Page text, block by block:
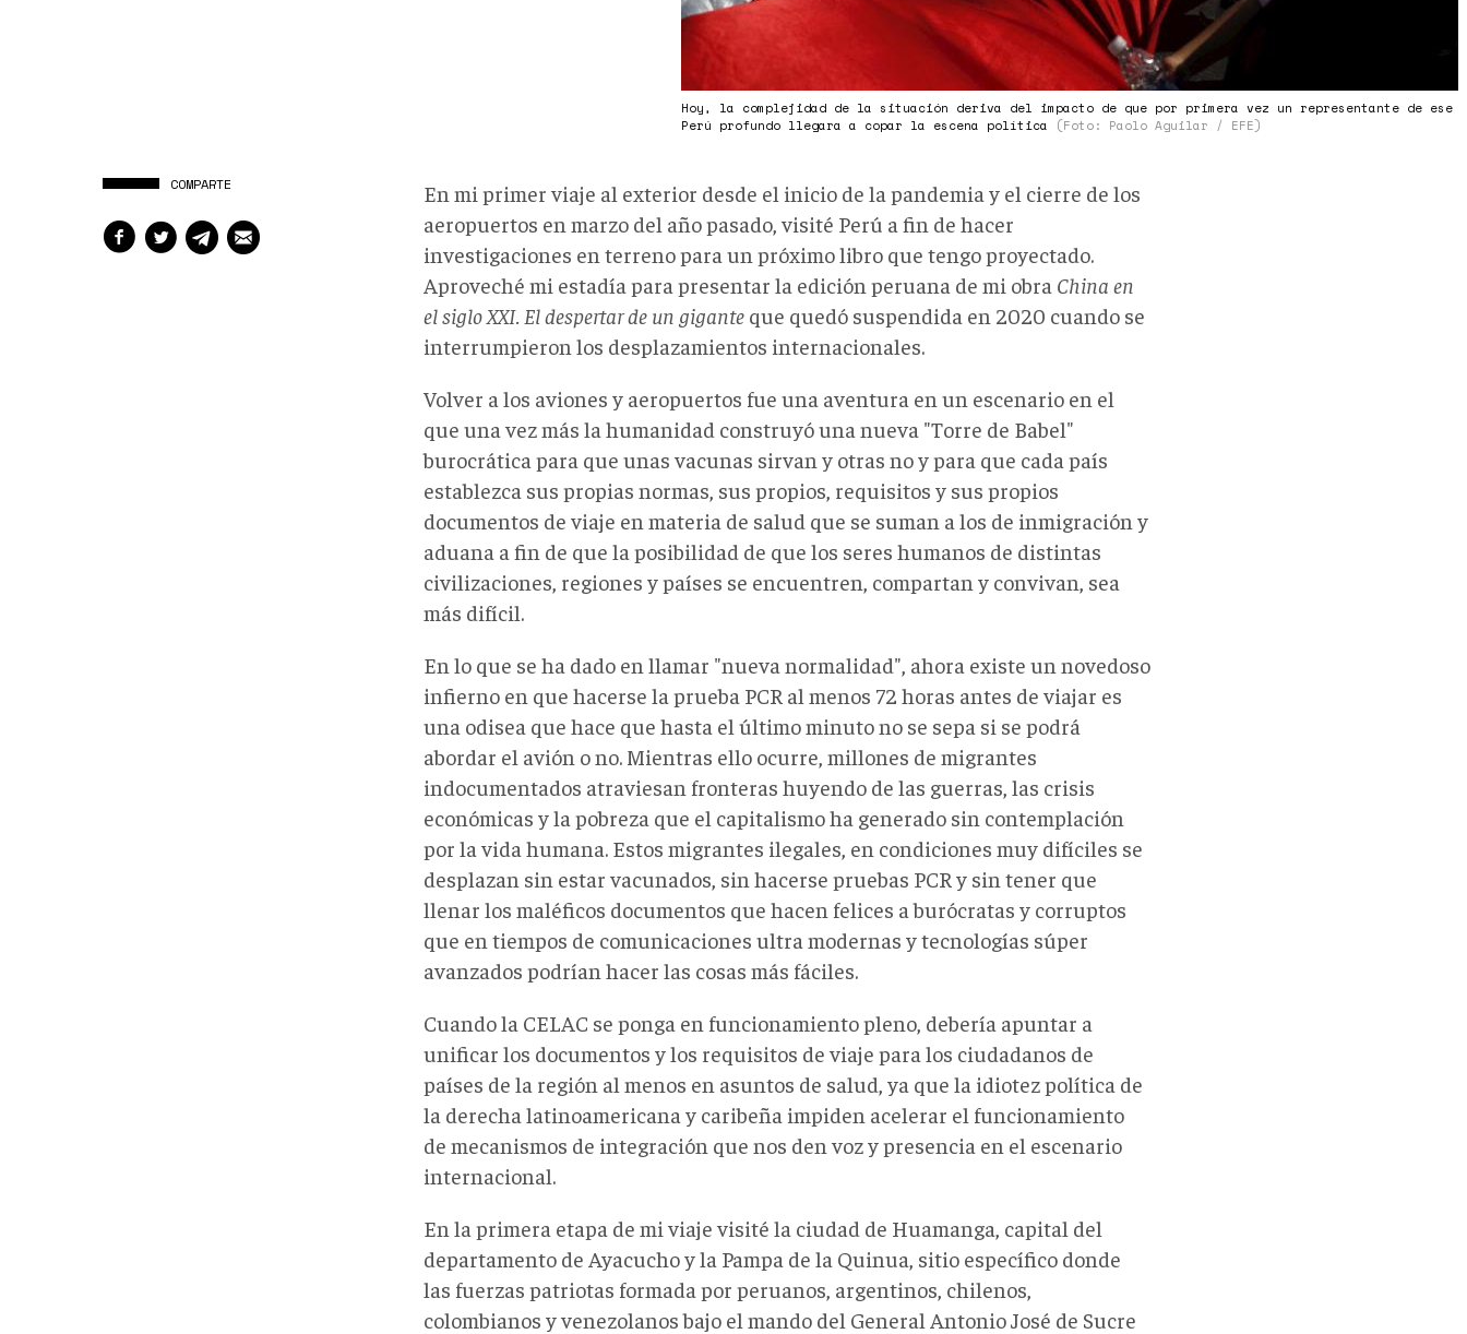
Hoy, la complejidad de la situación deriva del impacto de que por primera vez un representante de ese
Perú profundo llegara a copar la escena política
(Foto: Paolo Aguilar / EFE)
COMPARTE
En mi primer viaje al exterior desde el inicio de la pandemia y el cierre de los
aeropuertos en marzo del año pasado, visité Perú a fin de hacer
investigaciones en terreno para un próximo libro que tengo proyectado.
Aproveché mi estadía para presentar la edición peruana de mi obra China en
el siglo XXI. El despertar de un gigante que quedó suspendida en 2020 cuando se
interrumpieron los desplazamientos internacionales.
Volver a los aviones y aeropuertos fue una aventura en un escenario en el
que una vez más la humanidad construyó una nueva "Torre de Babel"
burocrática para que unas vacunas sirvan y otras no y para que cada país
establezca sus propias normas, sus propios, requisitos y sus propios
documentos de viaje en materia de salud que se suman a los de inmigración y
aduana a fin de que la posibilidad de que los seres humanos de distintas
civilizaciones, regiones y países se encuentren, compartan y convivan, sea
más difícil.
En lo que se ha dado en llamar "nueva normalidad", ahora existe un novedoso
infierno en que hacerse la prueba PCR al menos 72 horas antes de viajar es
una odisea que hace que hasta el último minuto no se sepa si se podrá
abordar el avión o no. Mientras ello ocurre, millones de migrantes
indocumentados atraviesan fronteras huyendo de las guerras, las crisis
económicas y la pobreza que el capitalismo ha generado sin contemplación
por la vida humana. Estos migrantes ilegales, en condiciones muy difíciles se
desplazan sin estar vacunados, sin hacerse pruebas PCR y sin tener que
llenar los maléficos documentos que hacen felices a burócratas y corruptos
que en tiempos de comunicaciones ultra modernas y tecnologías súper
avanzados podrían hacer las cosas más fáciles.
Cuando la CELAC se ponga en funcionamiento pleno, debería apuntar a
unificar los documentos y los requisitos de viaje para los ciudadanos de
países de la región al menos en asuntos de salud, ya que la idiotez política de
la derecha latinoamericana y caribeña impiden acelerar el funcionamiento
de mecanismos de integración que nos den voz y presencia en el escenario
internacional.
En la primera etapa de mi viaje visité la ciudad de Huamanga, capital del
departamento de Ayacucho y la Pampa de la Quinua, sitio específico donde
las fuerzas patriotas formada por peruanos, argentinos, chilenos,
colombianos y venezolanos bajo el mando del General Antonio José de Sucre